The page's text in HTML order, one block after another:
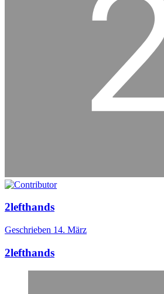
2lefthands
Geschrieben 14. März
2lefthands